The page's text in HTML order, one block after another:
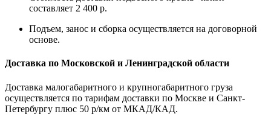
составляет 2 400 р.
Подъем, занос и сборка осуществляется на договорной
основе.
Доставка по Московской и Ленинградской области
Доставка малогабаритного и крупногабаритного груза
осуществляется по тарифам доставки по Москве и Санкт-
Петербургу плюс 50 р/км от МКАД/КАД.